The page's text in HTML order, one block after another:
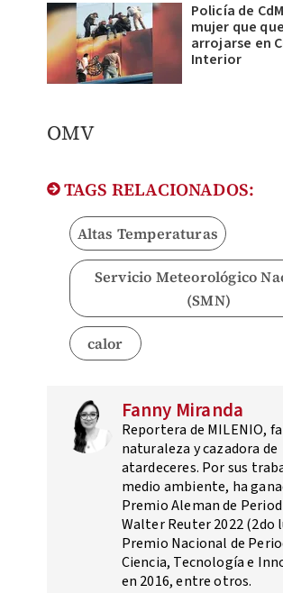
Policía de
mujer que
arrojarse en
Interior
OMV
TAGS RELACIONADOS:
Altas Temperaturas
Servicio Meteorológico
(SMN)
calor
Fanny Miranda
Reportera de MILENIO,
naturaleza y cazadora de
atardeceres. Por sus
medio ambiente, ha
Premio Aleman de
Walter Reuter 2022 (2do
Premio Nacional de
Ciencia, Tecnología e
en 2016, entre otros.